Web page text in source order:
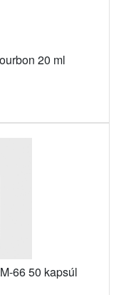
20 ml
66 50 kapsúl